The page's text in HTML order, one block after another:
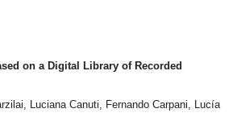
on a Digital Library of Recorded
Luciana Canuti, Fernando Carpani, Lucía